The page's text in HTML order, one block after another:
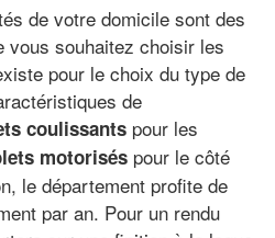
de votre domicile sont des
souhaitez choisir les
pour le choix du type de
de
coulissants pour les
motorisés pour le côté
le département profite de
par an. Pour un rendu